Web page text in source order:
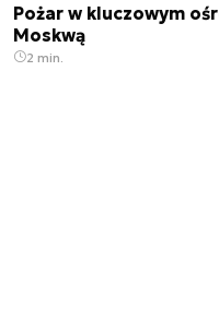
Pożar w kluczowym
Moskwą
2 min.